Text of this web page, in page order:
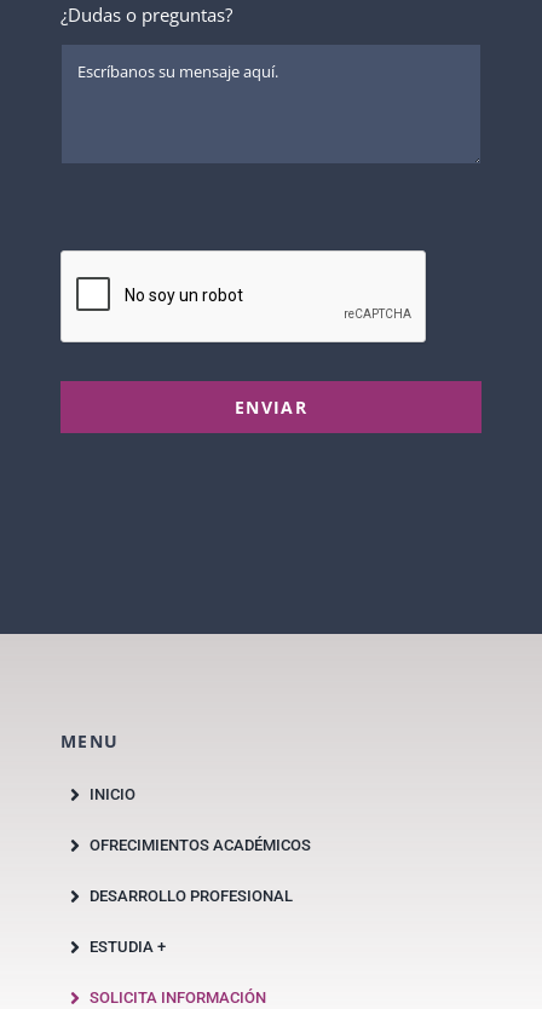
¿Dudas o preguntas?
ENVIAR
MENU
INICIO
OFRECIMIENTOS ACADÉMICOS
DESARROLLO PROFESIONAL
ESTUDIA +
SOLICITA INFORMACIÓN